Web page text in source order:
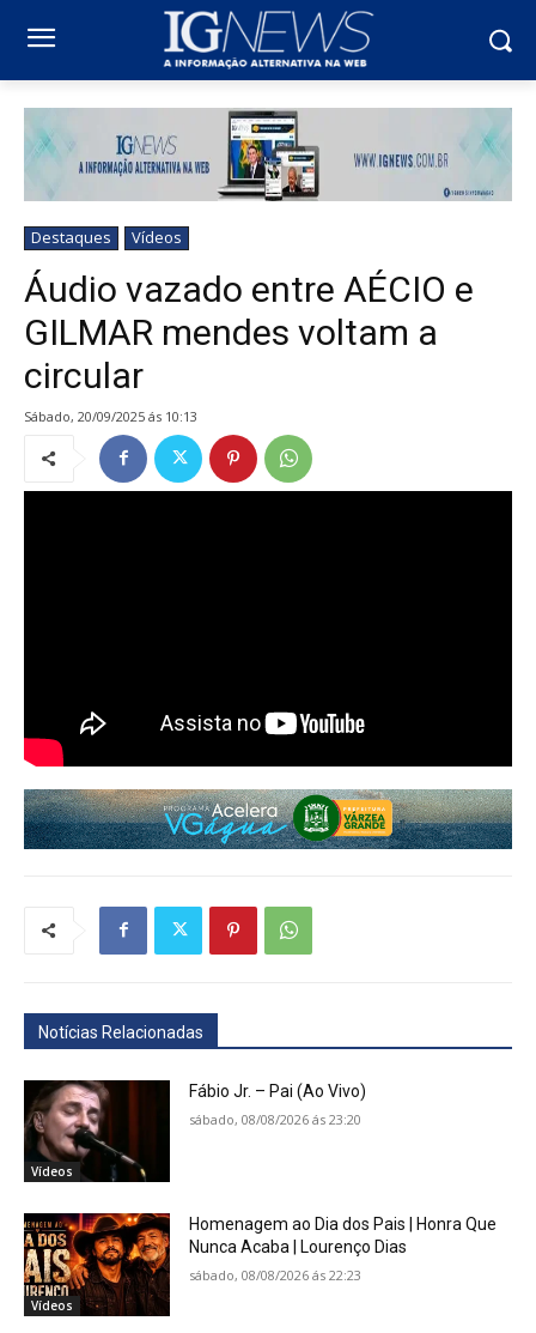
Destaques Vídeos
Áudio vazado entre AÉCIO e
GILMAR mendes voltam a
circular
sábado, 20/09/2025 ás 10:13
Notícias Relacionadas
Vídeos
Fábio Jr. – Pai (Ao Vivo)
sábado, 08/08/2026 ás 23:20
Vídeos
Homenagem ao Dia dos Pais | Honra Que
Nunca Acaba | Lourenço Dias
sábado, 08/08/2026 ás 22:23